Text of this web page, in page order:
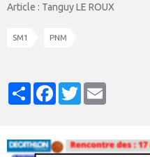
Article : Tanguy LE ROUX
SM1 PNM
PartagerFacebook
Twitter